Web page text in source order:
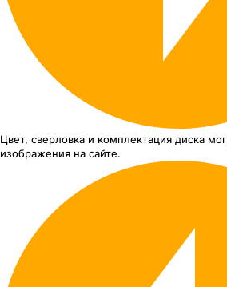
Цвет, сверловка и комплектация диска
изображения на сайте.